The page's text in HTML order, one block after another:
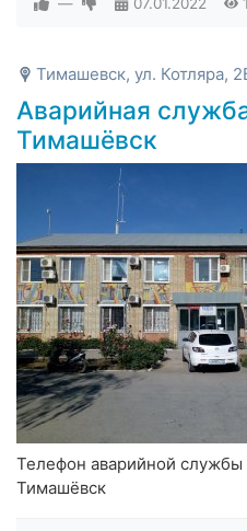
Тимашевск, ул. Котляра,
Аварийная
Тимашёвск
Телефон аварийной службы
Тимашёвск